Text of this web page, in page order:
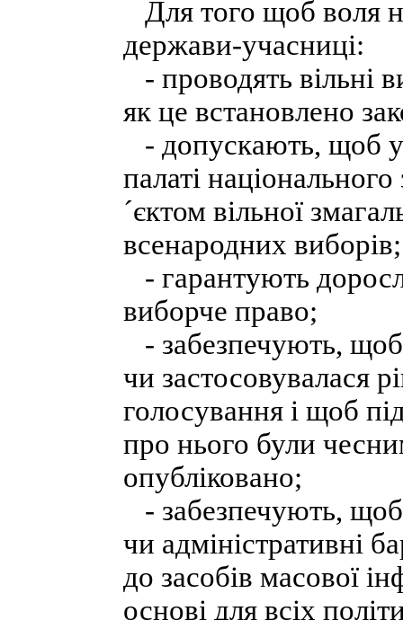
Для того щоб воля
держави-учасниці:
- проводять вільні
як це встановлено
- допускають, щоб
палаті
´єктом вільної
всенародних виборів;
- гарантують
виборче право;
- забезпечують,
чи застосовувалася
голосування і щоб
про нього були
опубліковано;
- забезпечують,
чи адміністративні
до засобів масової
основі для всіх